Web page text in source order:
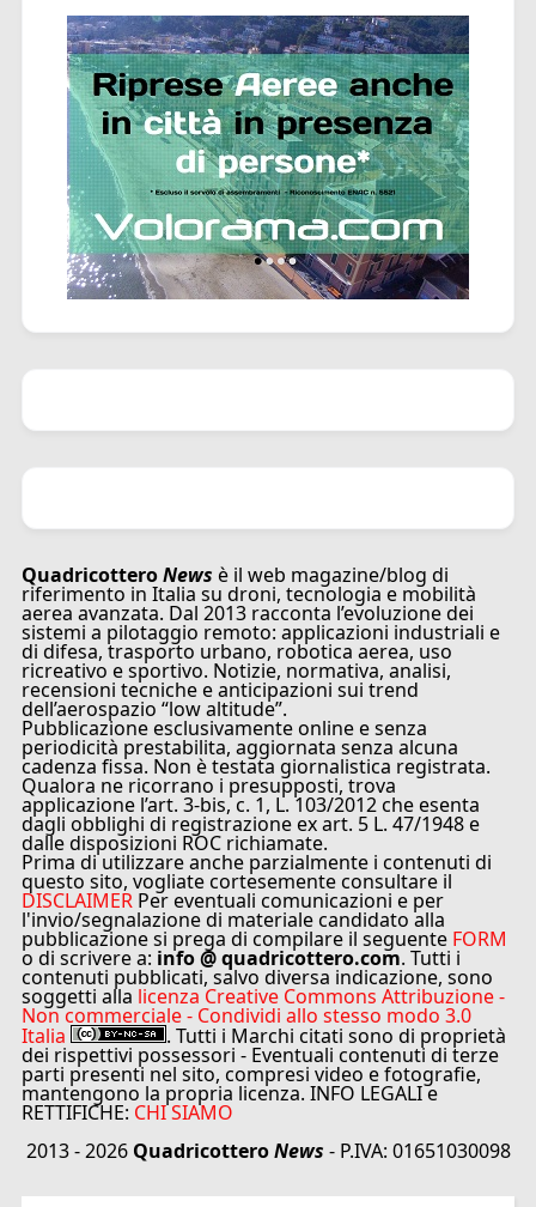
QuadricotteroNews è il web magazine/blog di
riferimento in Italia su droni, tecnologia e mobilità
aerea avanzata. Dal 2013 racconta l’evoluzione dei
sistemi a pilotaggio remoto: applicazioni industriali e
di difesa, trasporto urbano, robotica aerea, uso
ricreativo e sportivo. Notizie, normativa, analisi,
recensioni tecniche e anticipazioni sui trend
dell’aerospazio “low altitude”.
Pubblicazione esclusivamente online e senza
periodicità prestabilita, aggiornata senza alcuna
cadenza fissa. Non è testata giornalistica registrata.
Qualora ne ricorrano i presupposti, trova
applicazione l’art. 3-bis, c. 1, L. 103/2012 che esenta
dagli obblighi di registrazione ex art. 5 L. 47/1948 e
dalle disposizioni ROC richiamate.
Prima di utilizzare anche parzialmente i contenuti di
questo sito, vogliate cortesemente consultare il
DISCLAIMER Per eventuali comunicazioni e per
l'invio/segnalazione di materiale candidato alla
pubblicazione si prega di compilare il seguente FORM
o di scrivere a: info @ quadricottero.com. Tutti i
contenuti pubblicati, salvo diversa indicazione, sono
soggetti alla licenza Creative Commons Attribuzione -
Non commerciale - Condividi allo stesso modo 3.0
Italia . Tutti i Marchi citati sono di proprietà
dei rispettivi possessori - Eventuali contenuti di terze
parti presenti nel sito, compresi video e fotografie,
mantengono la propria licenza. INFO LEGALI e
RETTIFICHE: CHI SIAMO
2013 - 2026 QuadricotteroNews - P.IVA: 01651030098